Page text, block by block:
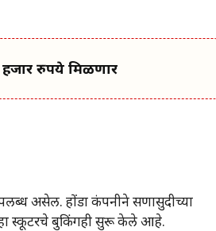
हजार रुपये मिळणार
असेल. होंडा कंपनीने सणासुदीच्या
स्कूटरचे बुकिंगही सुरू केले आहे.